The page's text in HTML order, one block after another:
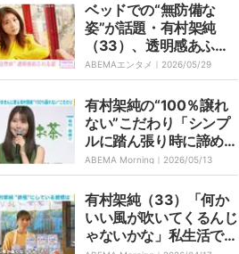
ベッドでの“無防備な
姿”が話題・有村架純
（33）、透明感あふれ
るオフショットに反響
「可愛すぎて癒やされま
した」
ABEMAエンタメ｜ 2026/05/29
有村架純の“100％譲れ
ない”こだわり「シンプ
ルに踏ん張り時に諦めな
い」
ABEMA Morning｜ 2026/05/13
有村架純（33）「何か
いい風が吹いてくるんじ
ゃないかな」私生活で